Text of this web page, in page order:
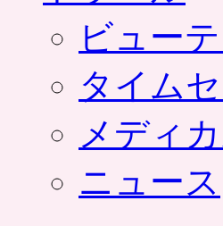
ビュー
タイム
メディ
ニュース